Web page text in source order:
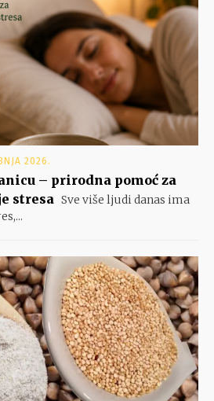
2026.
– prirodna pomoć za
stresa Sve više ljudi danas ima